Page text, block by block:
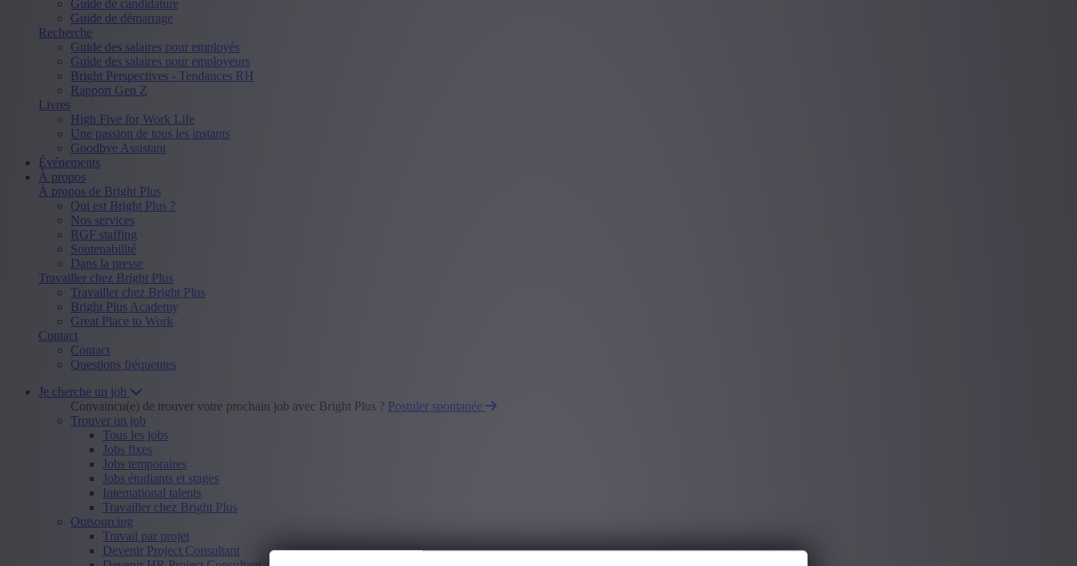
Guide de candidature
Guide de démarrage
Recherche
Guide des salaires pour employés
Guide des salaires pour employeurs
Bright Perspectives - Tendances RH
Rapport Gen Z
Livres
High Five for Work Life
Une passion de tous les instants
Goodbye Assistant
Événements
À propos
À propos de Bright Plus
Qui est Bright Plus ?
Nos services
RGF staffing
Soutenabilité
Dans la presse
Travailler chez Bright Plus
Travailler chez Bright Plus
Bright Plus Academy
Great Place to Work
Contact
Contact
Questions fréquentes
Je cherche un job
Convaincu(e) de trouver votre prochain job avec Bright Plus ? Postuler spontanée
Trouver un job
Tous les jobs
Jobs fixes
Jobs temporaires
Jobs étudiants et stages
International talents
Travailler chez Bright Plus
Outsourcing
Travail par projet
Devenir Project Consultant